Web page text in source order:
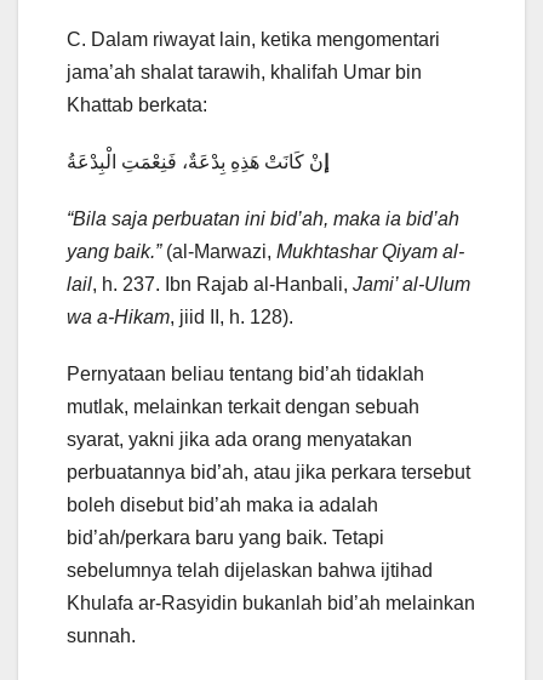
C. Dalam riwayat lain, ketika mengomentari
jama’ah shalat tarawih, khalifah Umar bin
Khattab berkata:
نْ كَانَتْ هَذِهِ بِدْعَةٌ، فَنِعْمَتِ الْبِدْعَةُ
“Bila saja perbuatan ini bid’ah, maka ia bid’ah
yang baik.”(al-Marwazi, Mukhtashar Qiyam al-
lail, h. 237. Ibn Rajab al-Hanbali, Jami’ al-Ulum
wa a-Hikam, jiid II, h. 128).
Pernyataan beliau tentang bid’ah tidaklah
mutlak, melainkan terkait dengan sebuah
syarat, yakni jika ada orang menyatakan
perbuatannya bid’ah, atau jika perkara tersebut
boleh disebut bid’ah maka ia adalah
bid’ah/perkara baru yang baik. Tetapi
sebelumnya telah dijelaskan bahwa ijtihad
Khulafa ar-Rasyidin bukanlah bid’ah melainkan
sunnah.